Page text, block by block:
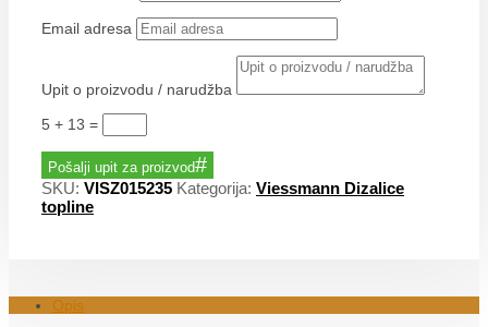
Email adresa
Upit o proizvodu / narudžba
5 + 13 =
Pošalji upit za proizvod
SKU: VISZ015235 Kategorija: Viessmann Dizalice
topline
Opis